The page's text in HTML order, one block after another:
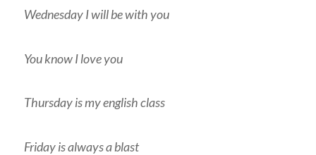
Wednesday I will be with you
You know I love you
Thursday is my english class
Friday is always a blast